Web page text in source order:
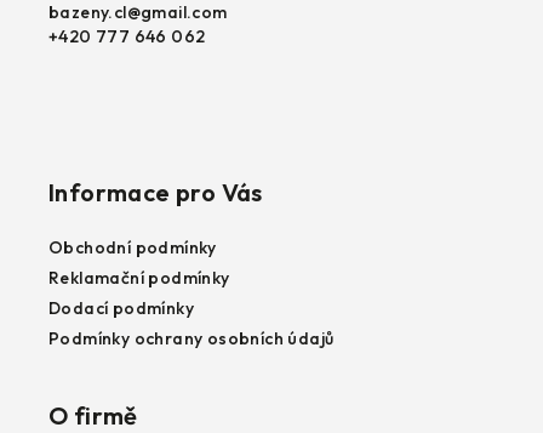
bazeny.cl@gmail.com
+420 777 646 062
Informace pro Vás
Obchodní podmínky
Reklamační podmínky
Dodací podmínky
Podmínky ochrany osobních údajů
O firmě